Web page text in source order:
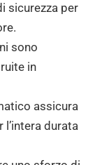
sicurezza per
sono
in
assicura
durata